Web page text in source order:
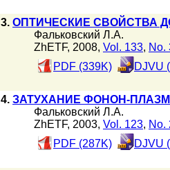
3. ОПТИЧЕСКИЕ СВОЙСТВА
Фальковский Л.А.
ZhETF, 2008, Vol. 133, No.
PDF (339K)
DJVU
4. ЗАТУХАНИЕ ФОНОН-
Фальковский Л.А.
ZhETF, 2003, Vol. 123, No.
PDF (287K)
DJVU